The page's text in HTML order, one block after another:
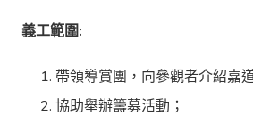
義工範圍:
帶領導賞團，向參觀者介紹嘉
協助舉辦籌募活動；